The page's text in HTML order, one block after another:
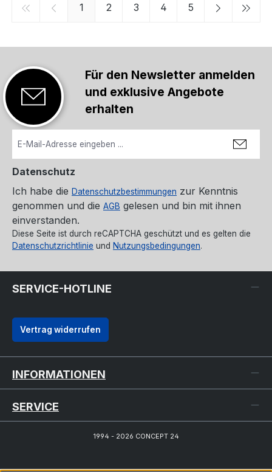
Seite
1 Seite
2 Seite
3 Seite
4 Seite
5
Für den Newsletter anmelden
und exklusive Angebote
erhalten
Datenschutz
Ich habe die Datenschutzbestimmungen zur Kenntnis
genommen und die AGB gelesen und bin mit ihnen
einverstanden.
Diese Seite ist durch reCAPTCHA geschützt und es gelten die
Datenschutzrichtlinie und Nutzungsbedingungen.
SERVICE-HOTLINE
Vertrag widerrufen
INFORMATIONEN
SERVICE
1994 - 2026 CONCEPT 24